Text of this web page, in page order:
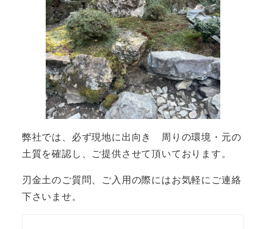
弊社では、必ず現地に出向き 周りの環境・元の
土質を確認し、ご提供させて頂いております。
刃金土のご質問、ご入用の際にはお気軽にご連絡
下さいませ。